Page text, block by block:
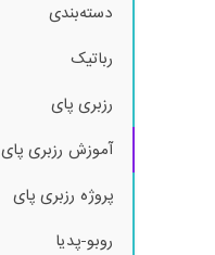
دسته‌بندی
رباتیک
رزبری پای
آموزش رزبری پای
پروژه رزبری پای
روبو-پدیا